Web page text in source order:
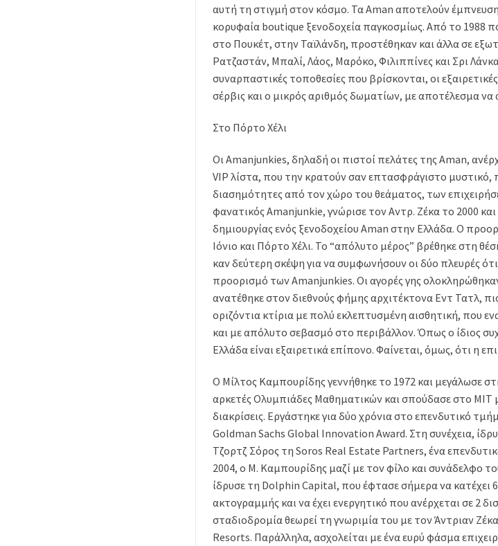
αυτή τη στιγμή στον κόσμο. Τα Aman αποτελούν
κορυφαία boutique ξενοδοχεία παγκοσμίως. Από το 1988
στο Πουκέτ, στην Ταϊλάνδη, προστέθηκαν και άλλα σε
Ρατζαστάν, Μπαλί, Λάος, Μαρόκο, Φιλιππίνες και Σρι
συναρπαστικές τοποθεσίες που βρίσκονται, οι
σέρβις και ο μικρός αριθμός δωματίων, με αποτέλεσμα
Στο Πόρτο Χέλι
Οι Amanjunkies, δηλαδή οι πιστοί πελάτες της Aman,
VIP λίστα, που την κρατούν σαν επτασφράγιστο μυστικό,
διασημότητες από τον χώρο του θεάματος, των
φανατικός Amanjunkie, γνώρισε τον Αντρ. Ζέκα το 2000
δημιουργίας ενός ξενοδοχείου Aman στην Ελλάδα. Ο
Ιόνιο και Πόρτο Χέλι. Το “απόλυτο μέρος” βρέθηκε στη
καν δεύτερη σκέψη για να συμφωνήσουν οι δύο πλευρές
προορισμό των Amanjunkies. Οι αγορές γης
ανατέθηκε στον διεθνούς φήμης αρχιτέκτονα Εντ Τατλ,
οριζόντια κτίρια με πολύ εκλεπτυσμένη αισθητική, που
και με απόλυτο σεβασμό στο περιβάλλον. Όπως ο ίδιος
Ελλάδα είναι εξαιρετικά επίπονο. Φαίνεται, όμως, ότι η
Ο Μίλτος Καμπουρίδης γεννήθηκε το 1972 και μεγάλωσε
αρκετές Ολυμπιάδες Μαθηματικών και σπούδασε στο MIT
διακρίσεις. Εργάστηκε για δύο χρόνια στο επενδυτικό
Goldman Sachs Global Innovation Award. Στη συνέχεια,
Τζορτζ Σόρος τη Soros Real Estate Partners, ένα
2004, ο Μ. Καμπουρίδης μαζί με τον φίλο και συνάδελφο
ίδρυσε τη Dolphin Capital, που έφτασε σήμερα να κατέχει
ακτογραμμής και να έχει ενεργητικό που ανέρχεται σε 2
σταδιοδρομία θεωρεί τη γνωριμία του με τον Άντριαν
Resorts. Παράλληλα, ασχολείται με ένα ευρύ φάσμα